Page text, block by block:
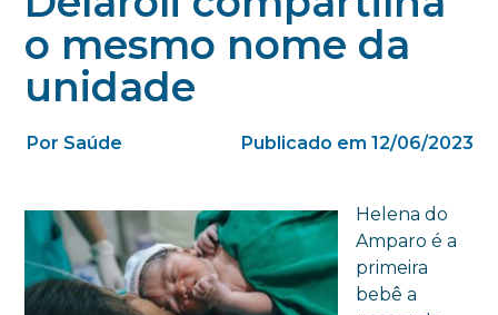
o mesmo nome da
unidade
Por Saúde Publicado em 12/06/2023
Helena do
Amparo é a
primeira
bebê a